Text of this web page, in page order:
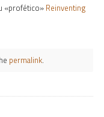
«profético» Reinventing
permalink.